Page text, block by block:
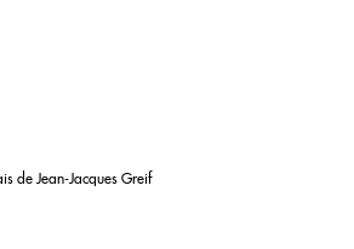
de Jean-Jacques Greif